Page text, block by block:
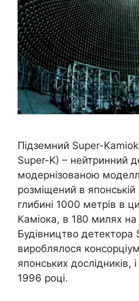
Підземний Super-
Super-K) – нейтринний
модернізованою
розміщений в японській
глибині 1000 метрів в
Каміока, в 180 милях на
Будівництво
вироблялося
японських дослідників,
1996 році.